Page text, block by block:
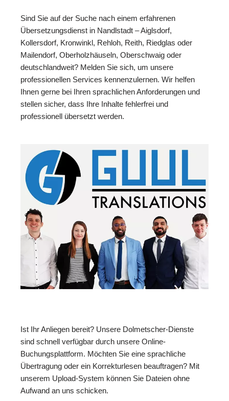
Sind Sie auf der Suche nach einem erfahrenen
Übersetzungsdienst in Nandlstadt – Aiglsdorf,
Kollersdorf, Kronwinkl, Rehloh, Reith, Riedglas oder
Mailendorf, Oberholzhäuseln, Oberschwaig oder
deutschlandweit? Melden Sie sich, um unsere
professionellen Services kennenzulernen. Wir helfen
Ihnen gerne bei Ihren sprachlichen Anforderungen und
stellen sicher, dass Ihre Inhalte fehlerfrei und
professionell übersetzt werden.
Ist Ihr Anliegen bereit? Unsere Dolmetscher-Dienste
sind schnell verfügbar durch unsere Online-
Buchungsplattform. Möchten Sie eine sprachliche
Übertragung oder ein Korrekturlesen beauftragen? Mit
unserem Upload-System können Sie Dateien ohne
Aufwand an uns schicken.